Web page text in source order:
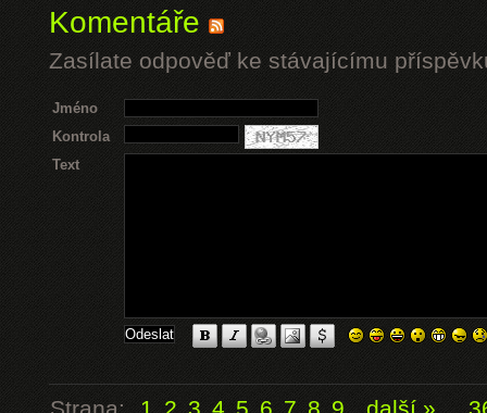
Komentáře
Zasílate odpověď ke stávajícímu
Jméno
Kontrola
Text